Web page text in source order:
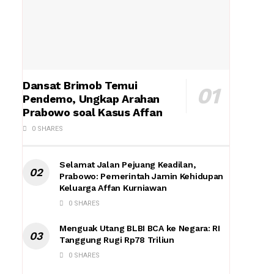
Dansat Brimob Temui
Pendemo, Ungkap Arahan
Prabowo soal Kasus Affan
0 SHARES
Selamat Jalan Pejuang Keadilan,
Prabowo: Pemerintah Jamin Kehidupan
Keluarga Affan Kurniawan
0 SHARES
Menguak Utang BLBI BCA ke Negara: RI
Tanggung Rugi Rp78 Triliun
0 SHARES